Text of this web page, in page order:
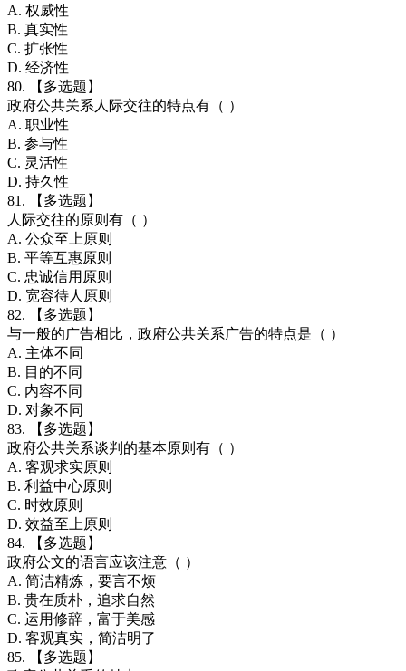
A. 权威性
B. 真实性
C. 扩张性
D. 经济性
80. 【多选题】
政府公共关系人际交往的特点有（ ）
A. 职业性
B. 参与性
C. 灵活性
D. 持久性
81. 【多选题】
人际交往的原则有（ ）
A. 公众至上原则
B. 平等互惠原则
C. 忠诚信用原则
D. 宽容待人原则
82. 【多选题】
与一般的广告相比，政府公共关系广告的特点是（ ）
A. 主体不同
B. 目的不同
C. 内容不同
D. 对象不同
83. 【多选题】
政府公共关系谈判的基本原则有（ ）
A. 客观求实原则
B. 利益中心原则
C. 时效原则
D. 效益至上原则
84. 【多选题】
政府公文的语言应该注意（ ）
A. 简洁精炼，要言不烦
B. 贵在质朴，追求自然
C. 运用修辞，富于美感
D. 客观真实，简洁明了
85. 【多选题】